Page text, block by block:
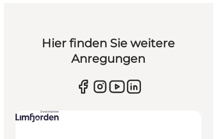
Hier finden Sie weitere
Anregungen